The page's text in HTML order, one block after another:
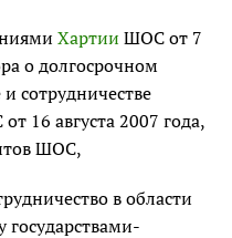
Хартии ШОС от 7
о долгосрочном
сотрудничестве
16 августа 2007 года,
ШОС,
в области
государствами-